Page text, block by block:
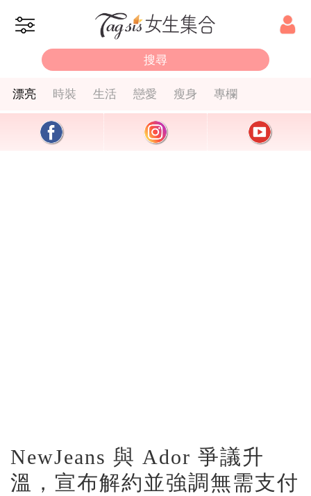
漂亮 時裝 生活 戀愛 瘦身 專欄
NewJeans 與 Ador 爭議升
溫，宣布解約並強調無需支付